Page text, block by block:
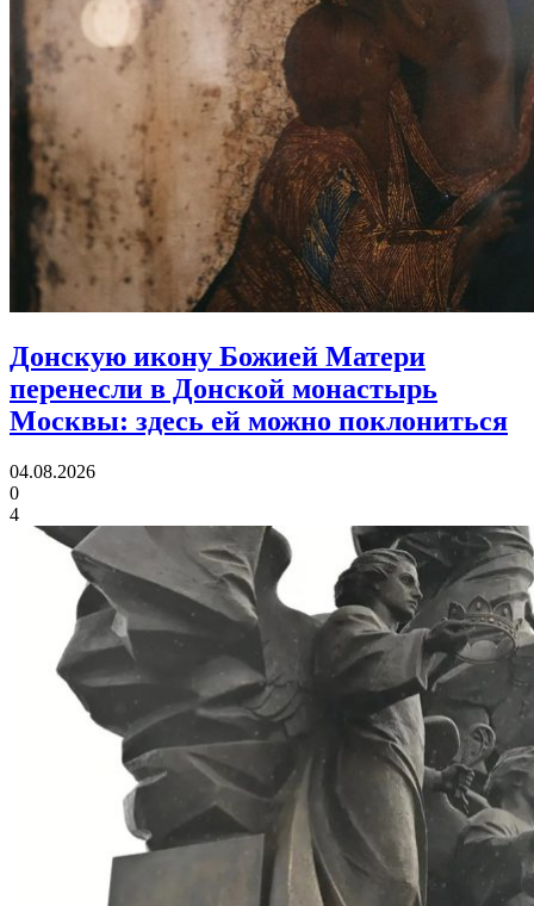
Донскую икону Божией Матери
перенесли в Донской монастырь
Москвы: здесь ей можно поклониться
04.08.2026
0
4